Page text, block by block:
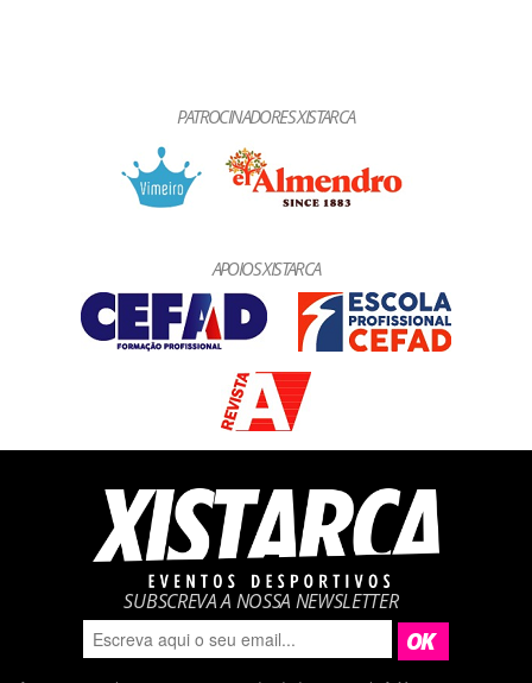
PATROCINADORES XISTARCA
APOIOS XISTARCA
SUBSCREVA A NOSSA NEWSLETTER